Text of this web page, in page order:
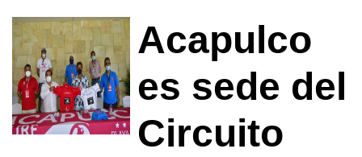
Acapulco
es sede del
Circuito